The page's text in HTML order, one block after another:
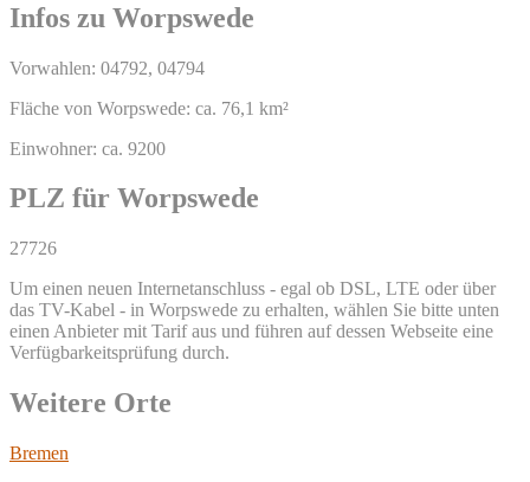
Infos zu Worpswede
Vorwahlen: 04792, 04794
Fläche von Worpswede: ca. 76,1 km²
Einwohner: ca. 9200
PLZ für Worpswede
27726
Um einen neuen Internetanschluss - egal ob DSL, LTE oder über
das TV-Kabel - in Worpswede zu erhalten, wählen Sie bitte unten
einen Anbieter mit Tarif aus und führen auf dessen Webseite eine
Verfügbarkeitsprüfung durch.
Weitere Orte
Bremen